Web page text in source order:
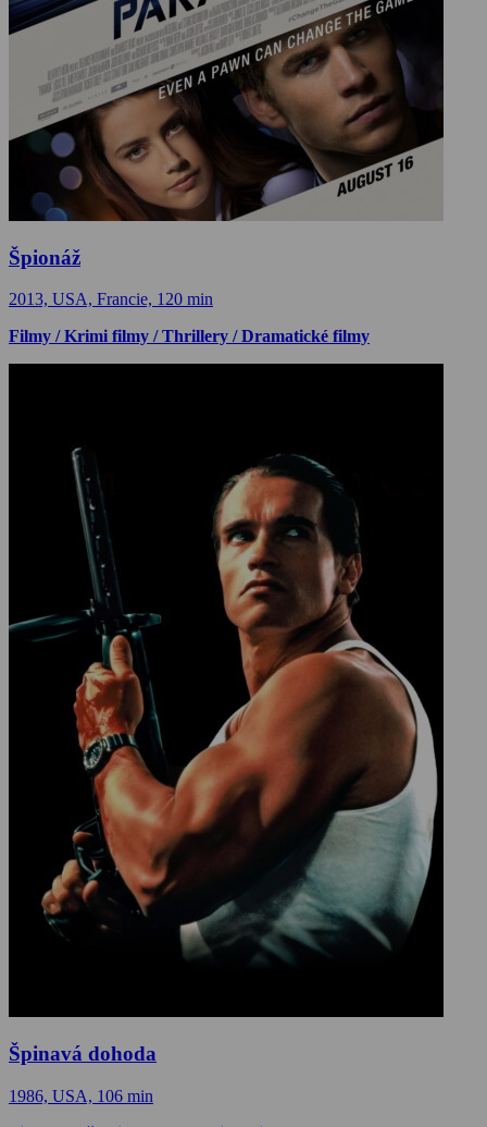
Špionáž
2013, USA, Francie, 120 min
Filmy / Krimi filmy / Thrillery / Dramatické filmy
Špinavá dohoda
1986, USA, 106 min